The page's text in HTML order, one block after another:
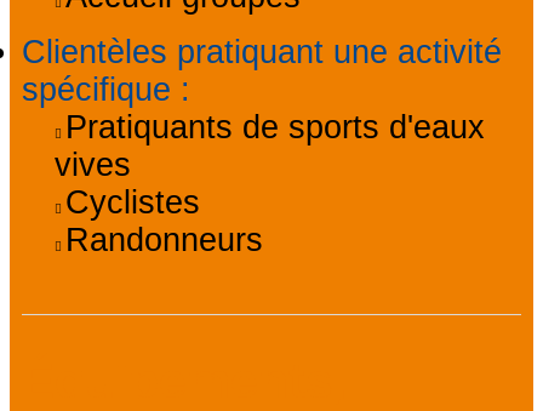
Clientèles pratiquant une activité
spécifique :
Pratiquants de sports d'eaux
vives
Cyclistes
Randonneurs